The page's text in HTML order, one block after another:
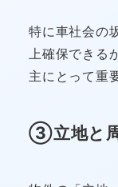
特に車社会の
上確保できる
主にとって重
③立地と周